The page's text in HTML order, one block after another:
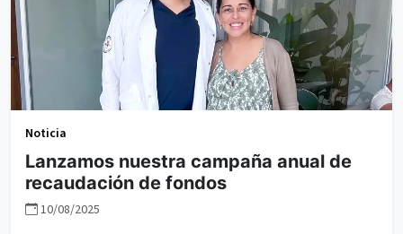
Noticia
Lanzamos nuestra campaña anual de
recaudación de fondos
10/08/2025